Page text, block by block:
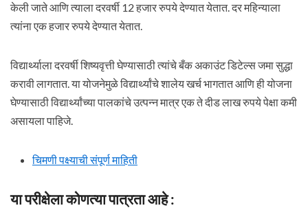
केली जाते आणि त्याला दरवर्षी 12 हजार रुपये देण्यात येतात. दर महिन्याला
त्यांना एक हजार रुपये देण्यात येतात.
विद्यार्थ्याला दरवर्षी शिष्यवृत्ती घेण्यासाठी त्यांचे बँक अकाउंट डिटेल्स जमा सुद्धा
करावी लागतात. या योजनेमुळे विद्यार्थ्यांचे शालेय खर्च भागतात आणि ही योजना
घेण्यासाठी विद्यार्थ्यांच्या पालकांचे उत्पन्न मात्र एक ते दीड लाख रुपये पेक्षा कमी
असायला पाहिजे.
चिमणी पक्ष्याची संपूर्ण माहिती
या परीक्षेला कोणत्या पात्रता आहे :